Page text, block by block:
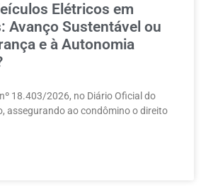
Elétricos em
Avanço Sustentável ou
e à Autonomia
18.403/2026, no Diário Oficial do
assegurando ao condômino o direito